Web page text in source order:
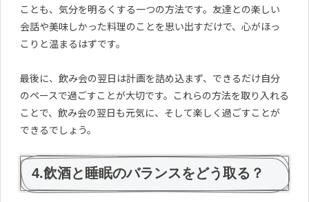
ことも、気分を明るくする一つの方法です。友達との楽しい
会話や美味しかった料理のことを思い出すだけで、心がほっ
こりと温まるはずです。
最後に、飲み会の翌日は計画を詰め込まず、できるだけ自分
のペースで過ごすことが大切です。これらの方法を取り入れる
ことで、飲み会の翌日も元気に、そして楽しく過ごすことが
できるでしょう。
4.飲酒と睡眠のバランスをどう取る？